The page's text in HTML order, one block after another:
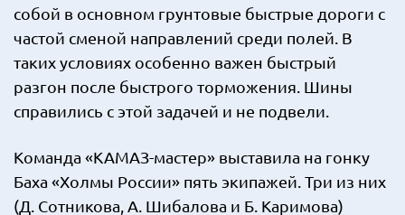
собой в основном грунтовые быстрые дороги с
частой сменой направлений среди полей. В
таких условиях особенно важен быстрый
разгон после быстрого торможения. Шины
справились с этой задачей и не подвели.
Команда «КАМАЗ-мастер» выставила на гонку
Баха «Холмы России» пять экипажей. Три из них
(Д. Сотникова, А. Шибалова и Б. Каримова)